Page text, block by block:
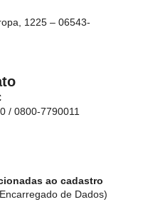
1225 – 06543-
/ 0800-7790011
ao cadastro
de Dados)